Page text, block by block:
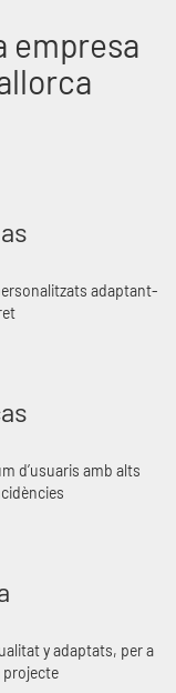
empresa
adaptant-
d’usuaris amb alts
y adaptats, per a
projecte